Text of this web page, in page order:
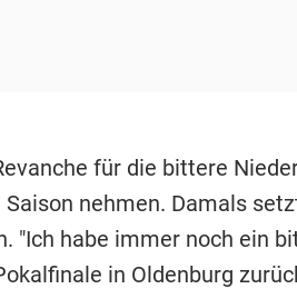
für die bittere
nehmen. Damals
"Ich habe immer noch ein
in Oldenburg